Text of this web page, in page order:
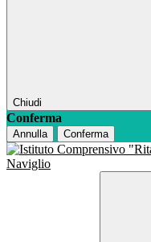
Chiudi
Conferma
Annulla Conferma